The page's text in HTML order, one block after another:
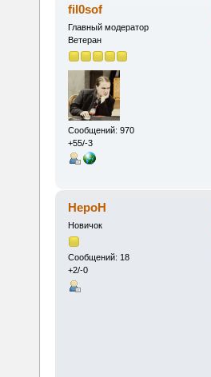
fil0sof
Главный модератор
Ветеран
Сообщений: 970
+55/-3
HepoH
Новичок
Сообщений: 18
+2/-0